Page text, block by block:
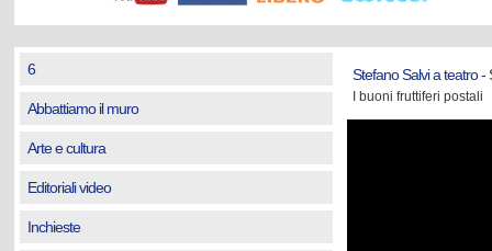
6
Abbattiamo il muro
Arte e cultura
Editoriali video
Inchieste
Stefano Salvi a teatro-
I buoni fruttiferi postali